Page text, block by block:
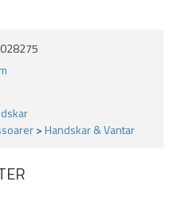
>Handskar & Vantar